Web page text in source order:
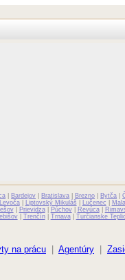
Bardejov Bratislava Brezno Bytča |
Levoča| Liptovský Mikuláš Lučenec
| Prievidza| Púchov| Revúca|
| Trenčín| Trnava| Turčianske
na prácu Agentúry